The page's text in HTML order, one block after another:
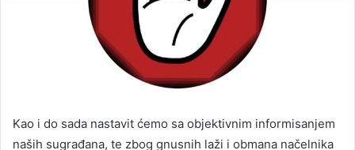
Kao i do sada nastavit ćemo sa objektivnim informisanjem
naših sugrađana, te zbog gnusnih laži i obmana načelnika